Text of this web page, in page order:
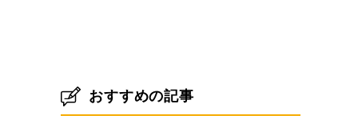
おすすめの記事